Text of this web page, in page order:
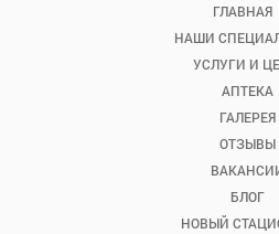
ГЛАВНАЯ
НАШИ
УСЛУГИ И
АПТЕКА
ГАЛЕРЕЯ
ОТЗЫВЫ
БЛОГ
НОВЫЙ